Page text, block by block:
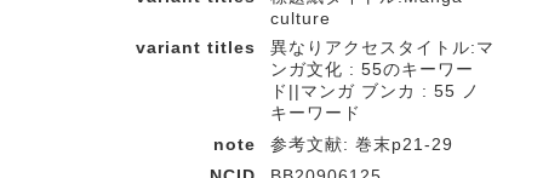
culture
variant titles
異なりアクセスタイトル:マ
ンガ文化 : 55のキーワー
ド||マンガ ブンカ : 55 ノ
キーワード
note
参考文献: 巻末p21-29